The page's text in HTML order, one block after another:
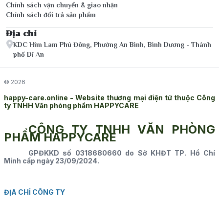
Chính sách vận chuyển & giao nhận
Chính sách đổi trả sản phẩm
Địa chỉ
KDC Him Lam Phú Đông, Phường An Bình, Bình Dương - Thành
phố Dĩ An
© 2026
happy-care.online - Website thương mại điện tử thuộc Công
ty TNHH Văn phòng phẩm HAPPYCARE
CÔNG TY TNHH VĂN PHÒNG
PHẨM HAPPYCARE
GPĐKKD số 0318680660 do Sở KHĐT TP. Hồ Chí
Minh cấp ngày 23/09/2024.
ĐỊA CHỈ CÔNG TY